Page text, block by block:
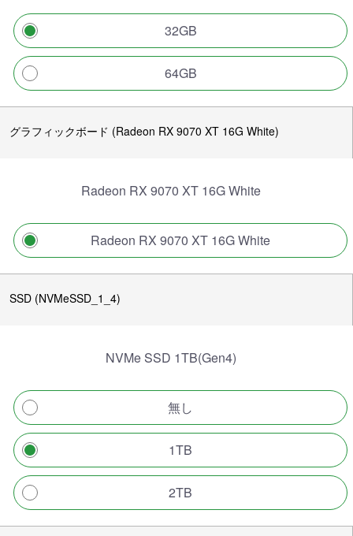
32GB
64GB
グラフィックボード (Radeon RX 9070 XT 16G White)
Radeon RX 9070 XT 16G White
Radeon RX 9070 XT 16G White
SSD (NVMeSSD_1_4)
NVMe SSD 1TB(Gen4)
無し
1TB
2TB